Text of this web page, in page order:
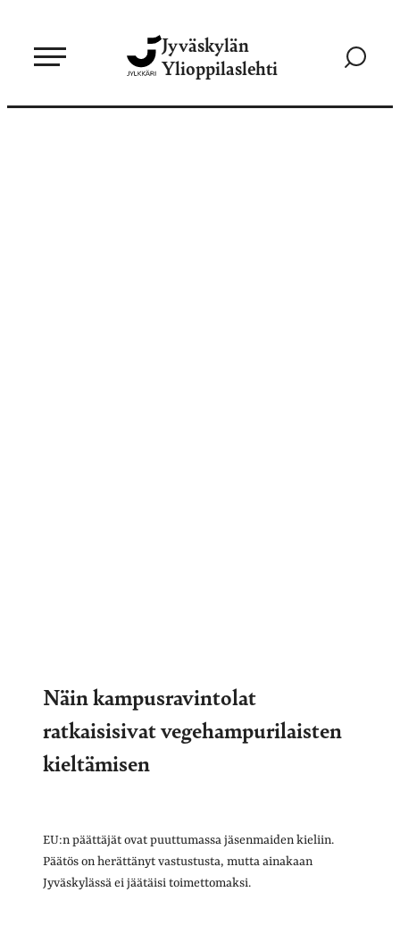
sisältöön
Jyväskylän
Ylioppilaslehti
Siirry
Näin kampusravintolat
ratkaisisivat vegehampurilaisten
kieltämisen
EU:n päättäjät ovat puuttumassa jäsenmaiden kieliin.
Päätös on herättänyt vastustusta, mutta ainakaan
Jyväskylässä ei jäätäisi toimettomaksi.